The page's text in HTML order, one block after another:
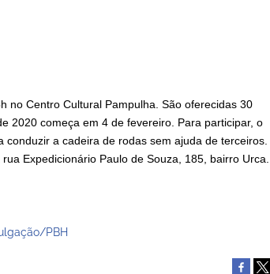
no Centro Cultural Pampulha. São oferecidas 30
2020 começa em 4 de fevereiro. Para participar, o
a cadeira de rodas sem ajuda de terceiros.
Expedicionário Paulo de Souza, 185, bairro Urca.